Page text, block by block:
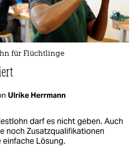
für Flüchtlinge
Ulrike Herrmann
darf es nicht geben. Auch
noch Zusatzqualifikationen
Lösung.